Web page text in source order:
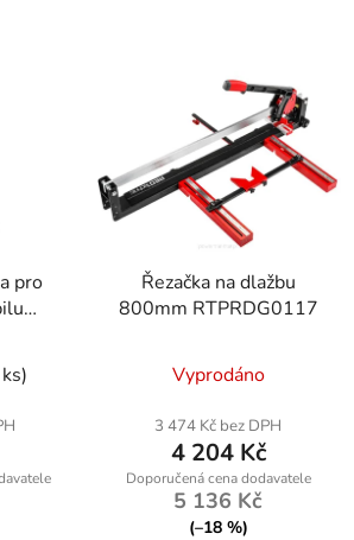
pro
Řezačka na dlažbu
800mm RTPRDG0117
Vyprodáno
3 474 Kč bez DPH
4 204 Kč
5 136 Kč
(–18 %)